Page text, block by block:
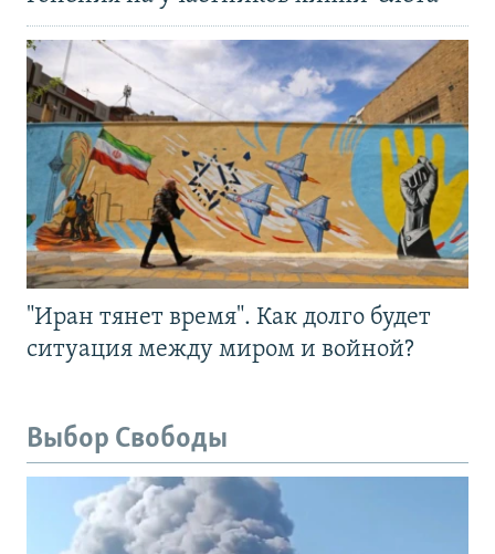
"Иран тянет время". Как долго будет
ситуация между миром и войной?
Выбор Свободы